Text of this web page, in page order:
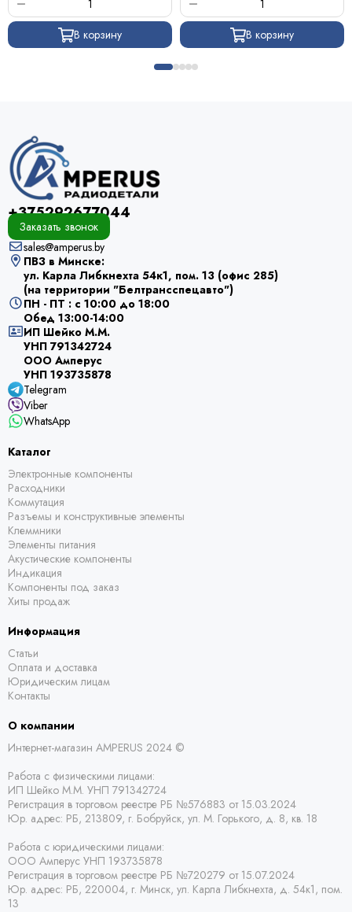
В корзину В корзину
+375292677044
Заказать звонок
sales@amperus.by
ПВЗ в Минске:
ул. Карла Либкнехта 54к1, пом. 13 (офис 285)
(на территории "Белтрансспецавто")
ПН - ПТ : с 10:00 до 18:00
Обед 13:00-14:00
ИП Шейко М.М.
УНП 791342724
ООО Амперус
УНП 193735878
Telegram
Viber
WhatsApp
Каталог
Электронные компоненты
Расходники
Коммутация
Разъемы и конструктивные элементы
Клеммники
Элементы питания
Акустические компоненты
Индикация
Компоненты под заказ
Хиты продаж
Информация
Статьи
Оплата и доставка
Юридическим лицам
Контакты
О компании
Интернет-магазин AMPERUS 2024 ©
Работа с физическими лицами:
ИП Шейко М.М. УНП 791342724
Регистрация в торговом реестре РБ №576883 от 15.03.2024
Юр. адрес: РБ, 213809, г. Бобруйск, ул. М. Горького, д. 8, кв. 18
Работа с юридическими лицами:
ООО Амперус УНП 193735878
Регистрация в торговом реестре РБ №720279 от 15.07.2024
Юр. адрес: РБ, 220004, г. Минск, ул. Карла Либкнехта, д. 54к1, пом.
13